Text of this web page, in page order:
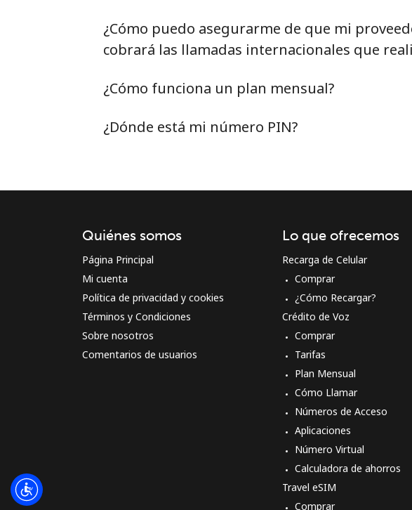
Al abrir una
acuerdo con
¿Cómo puedo asegurarme de que mi
cobrará las llamadas internacionales que
¿Cómo funciona un plan mensual?
¿Dónde está mi número PIN?
Quiénes somos
Página Principal
Mi cuenta
Política de privacidad y cookies
Términos y Condiciones
Sobre nosotros
Comentarios de usuarios
Lo que ofrecemos
Recarga de Celular
Comprar
¿Cómo Recargar?
Crédito de Voz
Comprar
Tarifas
Plan Mensual
Cómo Llamar
Números de Acceso
Aplicaciones
Número Virtual
Calculadora de ahorros
Travel eSIM
Comprar